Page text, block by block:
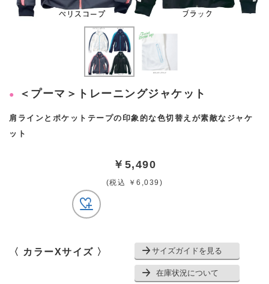
＜プーマ＞トレーニングジャケット
肩ラインとポケットテープの印象的な色切替えが素敵なジャケ
ット
￥5,490
(税込 ￥6,039)
〈 カラーXサイズ 〉 サイズガイドを見る
在庫状況について